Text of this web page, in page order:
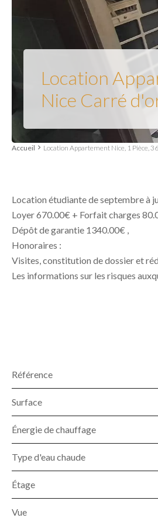
Location
Nice Carré
Accueil Location Appartement Nice, 1 Pièce,
Location étudiante de septembre à
Loyer 670.00€ + Forfait charges
Dépôt de garantie 1340.00€ ,
Honoraires :
Visites, constitution de dossier et
Les informations sur les risques
Référence
Surface
Énergie de chauffage
Type d'eau chaude
Étage
Vue